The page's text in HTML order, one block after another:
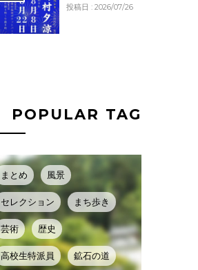
投稿日 : 2026/07/26
POPULAR TAG
まとめ 風景
セレクション まち歩き
芸術 歴史
高校生特派員 鉱石の道